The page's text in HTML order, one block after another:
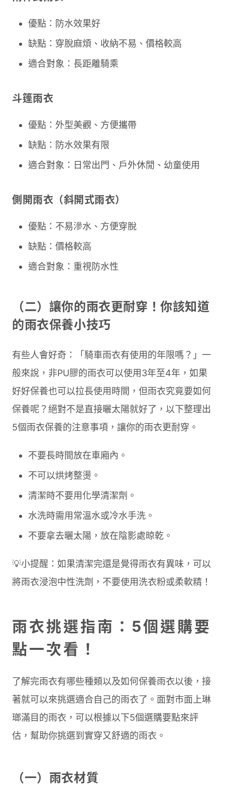
優點：防水效果好
缺點：穿脫麻煩、收納不易、價格較高
適合對象：長距離騎乘
斗篷雨衣
優點：外型美觀、方便攜帶
缺點：防水效果有限
適合對象：日常出門、戶外休閒、幼童使用
側開雨衣（斜開式雨衣）
優點：不易滲水、方便穿脫
缺點：價格較高
適合對象：重視防水性
（二）讓你的雨衣更耐穿！你該知道
的雨衣保養小技巧
有些人會好奇：「騎車雨衣有使用的年限嗎？」一
般來說，非PU膠的雨衣可以使用3年至4年，如果
好好保養也可以拉長使用時間，但雨衣究竟要如何
保養呢？絕對不是直接曬太陽就好了，以下整理出
5個雨衣保養的注意事項，讓你的雨衣更耐穿。
不要長時間放在車廂內。
不可以烘烤整燙。
清潔時不要用化學清潔劑。
水洗時需用常溫水或冷水手洗。
不要拿去曬太陽，放在陰影處晾乾。
💡小提醒：如果清潔完還是覺得雨衣有異味，可以
將雨衣浸泡中性洗劑，不要使用洗衣粉或柔軟精！
雨衣挑選指南：5個選購要
點一次看！
了解完雨衣有哪些種類以及如何保養雨衣以後，接
著就可以來挑選適合自己的雨衣了。面對市面上琳
瑯滿目的雨衣，可以根據以下5個選購要點來評
估，幫助你挑選到實穿又舒適的雨衣。
（一）雨衣材質